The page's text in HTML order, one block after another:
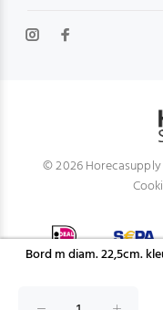
Bord m diam. 22,5cm.
© 2026